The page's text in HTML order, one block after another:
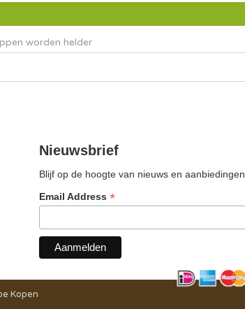
worden helder
Nieuwsbrief
Blijf op de hoogte van nieuws en aanbiedingen
Email Address *
Kopen